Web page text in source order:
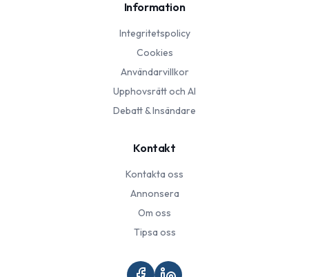
Information
Integritetspolicy
Cookies
Användarvillkor
Upphovsrätt och AI
Debatt & Insändare
Kontakt
Kontakta oss
Annonsera
Om oss
Tipsa oss